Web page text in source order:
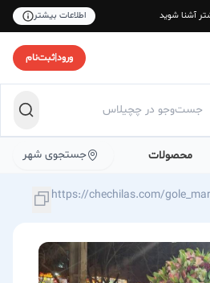
آشنا شوید اطلاعات بیشتر
ورود|ثبت‌نام
محصولات جستجوی شهر